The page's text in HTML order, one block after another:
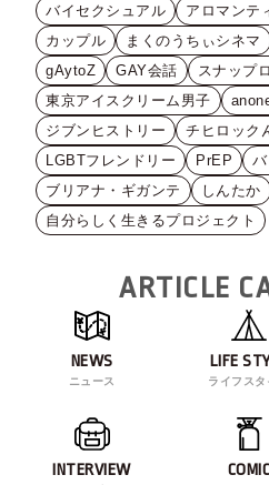
バイセクシュアル
アロマンテ
カップル
まくのうちぃシネマ
gAytoZ
GAY会話 スナップ
東京アイスクリーム男子
ジブンヒストリー
チヒロック
LGBTフレンドリー
PrEP
ブリアナ・ギガンテ
しんたか
自分らしく生きるプロジェクト
ARTICLE
NEWS
ニュース
LIFE
ライフスタ
INTERVIEW COMIC